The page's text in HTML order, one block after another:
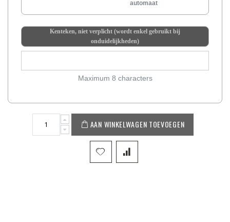
automaat
Kenteken, niet verplicht (wordt enkel gebruikt bij
onduidelijkheden)
Maximum 8 characters
AAN WINKELWAGEN TOEVOEGEN